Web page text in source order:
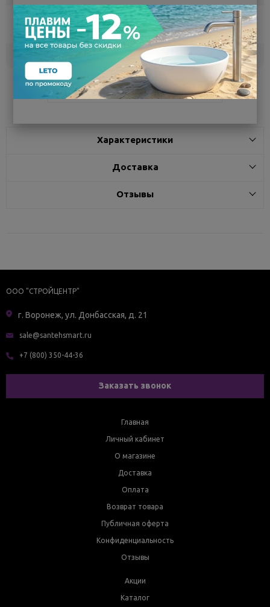
Воронеж 1
Самовывоз
сегодня
под заказ
Поделиться
Характеристики
Доставка
Отзывы
ООО "СТРОЙЦЕНТР"
г. Воронеж, ул. Донбасская, д. 21
sale@santehsmart.ru
+7 (800) 350-44-36
Заказать звонок
Главная
Личный кабинет
О магазине
Доставка
Оплата
Возврат товара
Публичная оферта
Конфиденциальность
Отзывы
Акции
Каталог